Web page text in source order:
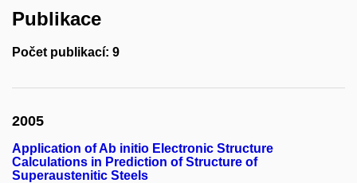
Publikace
Počet publikací: 9
2005
Application of Ab initio Electronic Structure
Calculations in Prediction of Structure of
Superaustenitic Steels